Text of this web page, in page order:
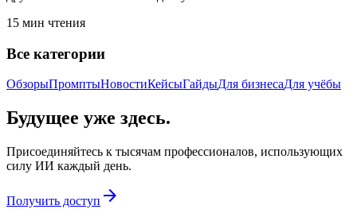
15 мин чтения
Все категории
ОбзорыПромптыНовостиКейсыГайдыДля бизнесаДля учёбы
Будущее уже здесь.
Присоединяйтесь к тысячам профессионалов, использующих
силу ИИ каждый день.
Получить доступ arrow_forward